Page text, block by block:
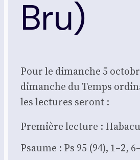
Bru)
Pour le dimanche 5
dimanche du Temps
les lec­tures seront :
Pre­mière lec­ture :
Psaume : Ps 95 (94), 1–2,